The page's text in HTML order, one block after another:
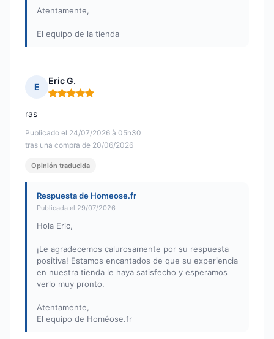
Atentamente,
El equipo de la tienda
E
Eric G.
Nota: 5 de 5
Publicado el 24/07/2026 à 05h30
tras una compra de 20/06/2026
ras
Opinión traducida
Respuesta de Homeose.fr
Publicada el 29/07/2026
Hola Eric,
¡Le agradecemos calurosamente por su respuesta
positiva! Estamos encantados de que su experiencia
en nuestra tienda le haya satisfecho y esperamos
verlo muy pronto.
Atentamente,
El equipo de Homéose.fr